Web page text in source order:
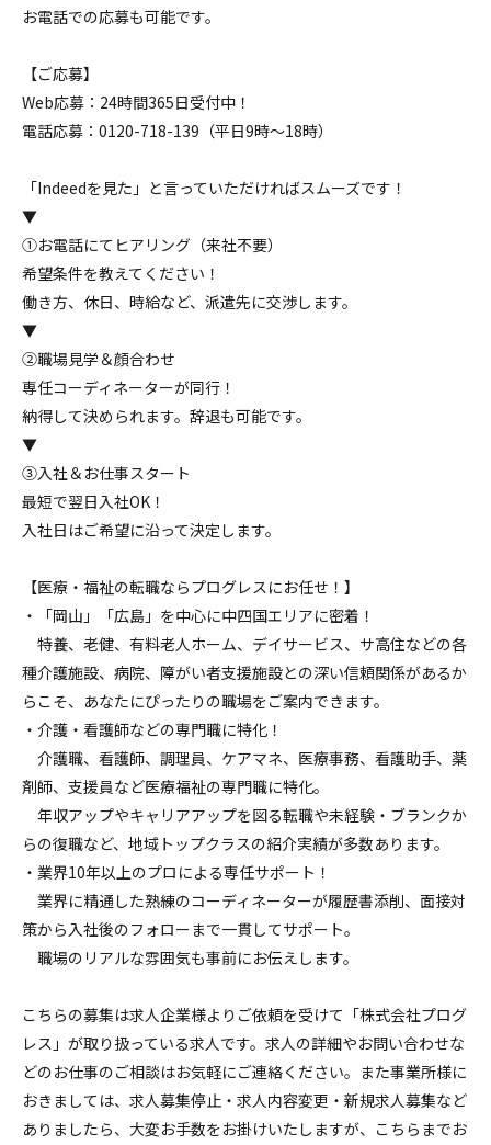
お電話での応募も可能です。
【ご応募】
Web応募：24時間365日受付中！
電話応募：0120-718-139（平日9時～18時）
「Indeedを見た」と言っていただければスムーズです！
▼
①お電話にてヒアリング（来社不要）
希望条件を教えてください！
働き方、休日、時給など、派遣先に交渉します。
▼
②職場見学＆顔合わせ
専任コーディネーターが同行！
納得して決められます。辞退も可能です。
▼
③入社＆お仕事スタート
最短で翌日入社OK！
入社日はご希望に沿って決定します。
【医療・福祉の転職ならプログレスにお任せ！】
・「岡山」「広島」を中心に中四国エリアに密着！
特養、老健、有料老人ホーム、デイサービス、サ高住などの各
種介護施設、病院、障がい者支援施設との深い信頼関係があるか
らこそ、あなたにぴったりの職場をご案内できます。
・介護・看護師などの専門職に特化！
介護職、看護師、調理員、ケアマネ、医療事務、看護助手、薬
剤師、支援員など医療福祉の専門職に特化。
年収アップやキャリアアップを図る転職や未経験・ブランクか
らの復職など、地域トップクラスの紹介実績が多数あります。
・業界10年以上のプロによる専任サポート！
業界に精通した熟練のコーディネーターが履歴書添削、面接対
策から入社後のフォローまで一貫してサポート。
職場のリアルな雰囲気も事前にお伝えします。
こちらの募集は求人企業様よりご依頼を受けて「株式会社プログ
レス」が取り扱っている求人です。求人の詳細やお問い合わせな
どのお仕事のご相談はお気軽にご連絡ください。また事業所様に
おきましては、求人募集停止・求人内容変更・新規求人募集など
ありましたら、大変お手数をお掛けいたしますが、こちらまでお